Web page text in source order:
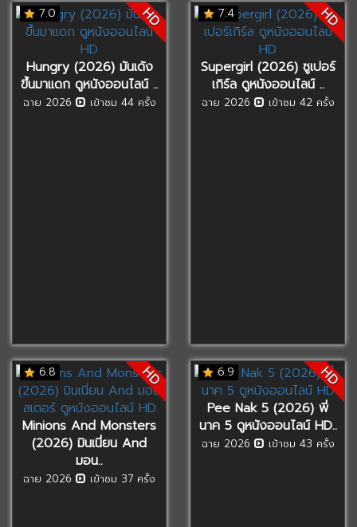
7.0 HD
Hungry (2026) มันเด้ง
ขึ้นมาแดก ดูหนังออนไลน์ ..
ฉาย 2026 เข้าชม 44 ครั้ง
7.4 HD
Supergirl (2026) ซูเปอร์
เกิร์ล ดูหนังออนไลน์ ..
ฉาย 2026 เข้าชม 42 ครั้ง
6.8 HD
Minions And Monsters
(2026) มินเนี่ยน And
มอน..
ฉาย 2026 เข้าชม 37 ครั้ง
6.9 HD
Pee Nak 5 (2026) พี่
นาค 5 ดูหนังออนไลน์ HD..
ฉาย 2026 เข้าชม 43 ครั้ง